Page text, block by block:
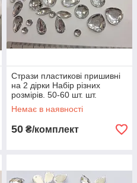
Стрази пластикові пришивні
на 2 дірки Набір різних
розмірів. 50-60 шт. шт.
Немає в наявності
50 ₴/комплект